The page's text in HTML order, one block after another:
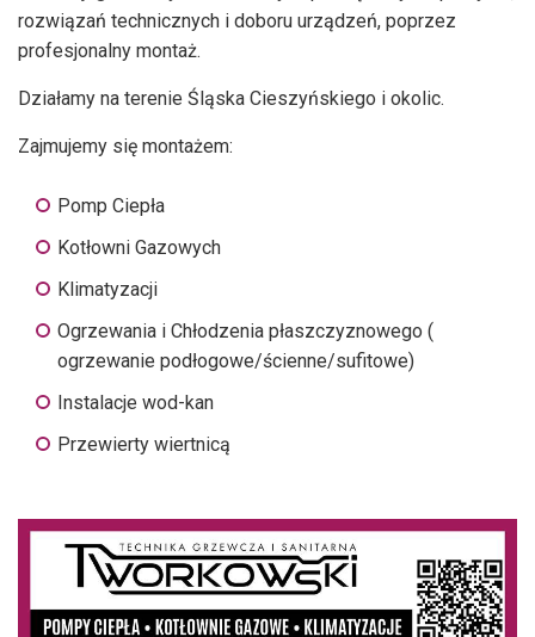
rozwiązań technicznych i doboru urządzeń, poprzez
profesjonalny montaż.
Działamy na terenie Śląska Cieszyńskiego i okolic.
Zajmujemy się montażem:
Pomp Ciepła
Kotłowni Gazowych
Klimatyzacji
Ogrzewania i Chłodzenia płaszczyznowego (
ogrzewanie podłogowe/ścienne/sufitowe)
Instalacje wod-kan
Przewierty wiertnicą